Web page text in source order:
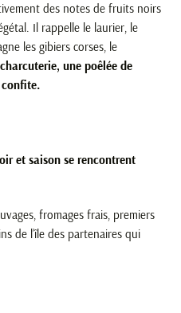
des notes de fruits noirs
Il rappelle le laurier, le
les gibiers corses, le
une poêlée de
confite.
et saison se rencontrent
fromages frais, premiers
de l’île des partenaires qui